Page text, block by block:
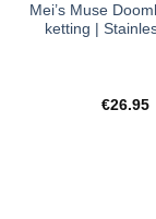
Mei’s Muse
ketting |
€26.95